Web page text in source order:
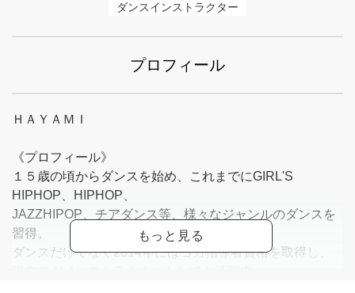
ダンスインストラクター
プロフィール
ＨＡＹＡＭＩ
《プロフィール》
１５歳の頃からダンスを始め、これまでにGIRL'S
HIPHOP、HIPHOP、
JAZZHIPOP、チアダンス等、様々なジャンルのダンスを
習得。
ダンスだけでなく2014年にはヨガ指導者資格を取得し、